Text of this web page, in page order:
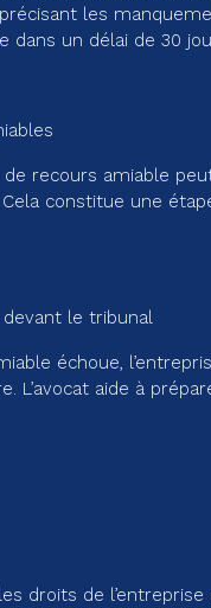
précisant les
dans un délai de 30
de recours amiable
constitue une
le tribunal
échoue,
L’avocat aide à
droits de l’entreprise